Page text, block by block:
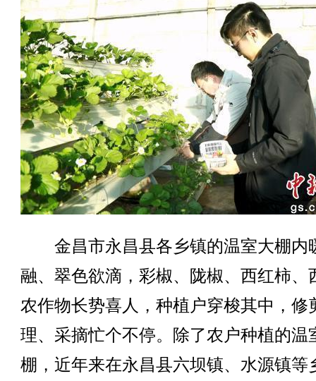
金昌市永昌县各乡镇的温室大棚内
融、翠色欲滴，彩椒、陇椒、西红柿、
农作物长势喜人，种植户穿梭其中，修
理、采摘忙个不停。除了农户种植的温
棚，近年来在永昌县六坝镇、水源镇等